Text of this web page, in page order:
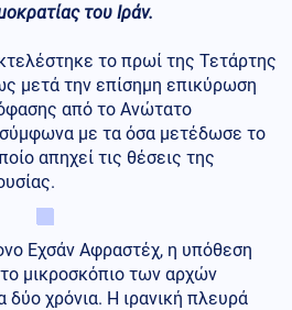
του Ιράν.
το πρωί της Τετάρτης
μετά την επίσημη επικύρωση
από το Ανώτατο
με τα όσα μετέδωσε το
απηχεί τις θέσεις της
Εχσάν Αφραστέχ, η υπόθεση
μικροσκόπιο των αρχών
δύο χρόνια. Η ιρανική πλευρά